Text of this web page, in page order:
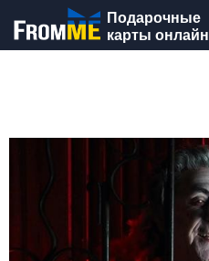
Подарочные
карты онлайн